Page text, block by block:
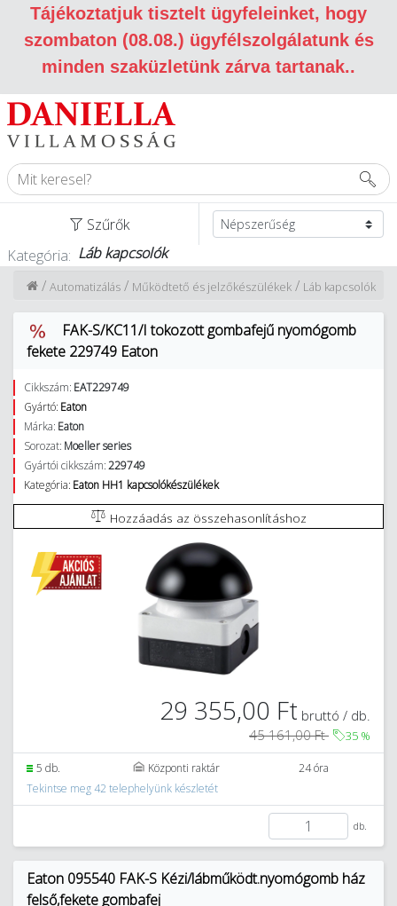
Tájékoztatjuk tisztelt ügyfeleinket, hogy
szombaton (08.08.) ügyfélszolgálatunk és
minden szaküzletünk zárva tartanak..
Szűrők
Kategória: Láb kapcsolók
Láb kapcsolók
/
Működtető és jelzőkészülékek
/
Automatizálás
/
FAK-S/KC11/I tokozott gombafejű nyomógomb
fekete 229749 Eaton
Cikkszám: EAT229749
Gyártó: Eaton
Márka: Eaton
Sorozat: Moeller series
Gyártói cikkszám:229749
Kategória: Eaton HH1 kapcsolókészülékek
Hozzáadás az összehasonlításhoz
29 355,00 Ft bruttó / db.
45 161,00 Ft
35 %
5 db. Központi raktár
24 óra
Tekintse meg 42 telephelyünk készletét
db.
Eaton 095540 FAK-S Kézi/lábműködt.nyomógomb ház
felső,fekete gombafej